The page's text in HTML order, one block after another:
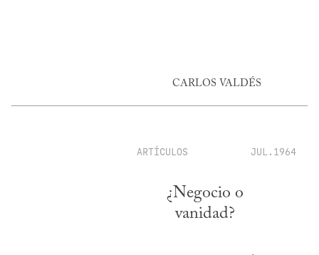
CARLOS VALDÉS
ARTÍCULOS JUL.1964
¿Negocio o
vanidad?